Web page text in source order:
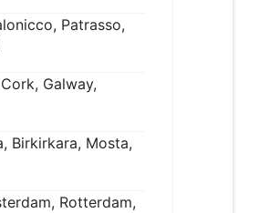
Patrasso,
Galway,
Birkirkara, Mosta,
Rotterdam,